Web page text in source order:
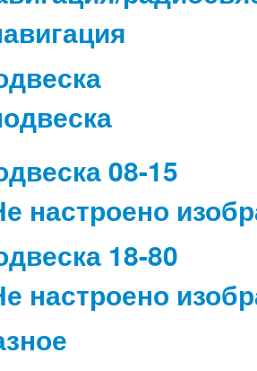
08-15
18-80